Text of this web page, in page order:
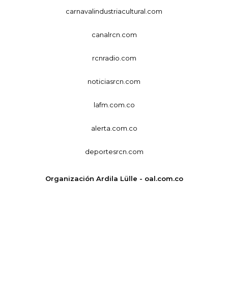
carnavalindustriacultural.com
canalrcn.com
rcnradio.com
noticiasrcn.com
lafm.com.co
alerta.com.co
deportesrcn.com
Organización Ardila Lülle - oal.com.co